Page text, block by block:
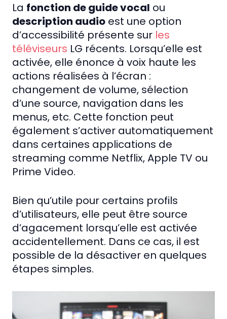
La fonction de guide vocal ou
description audio est une option
d’accessibilité présente sur les
téléviseurs LG récents. Lorsqu’elle est
activée, elle énonce à voix haute les
actions réalisées à l’écran :
changement de volume, sélection
d’une source, navigation dans les
menus, etc. Cette fonction peut
également s’activer automatiquement
dans certaines applications de
streaming comme Netflix, Apple TV ou
Prime Video.
Bien qu’utile pour certains profils
d’utilisateurs, elle peut être source
d’agacement lorsqu’elle est activée
accidentellement. Dans ce cas, il est
possible de la désactiver en quelques
étapes simples.